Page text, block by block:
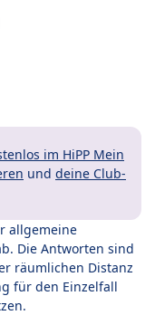
im HiPP Mein
und deine Club-
allgemeine
Die Antworten sind
räumlichen Distanz
für den Einzelfall